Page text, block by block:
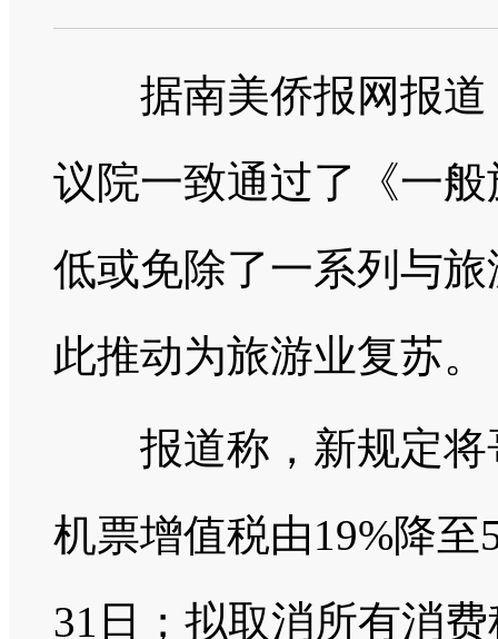
据南美侨报网报道
议院一致通过了《一
低或免除了一系列与
此推动为旅游业复苏。
报道称，新规定将
机票增值税由19%降至
31日；拟取消所有消